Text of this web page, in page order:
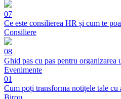
07
Ce este consilierea HR și cum te
Consiliere
08
Ghid pas cu pas pentru
Evenimente
01
Cum poți transforma notițele tale